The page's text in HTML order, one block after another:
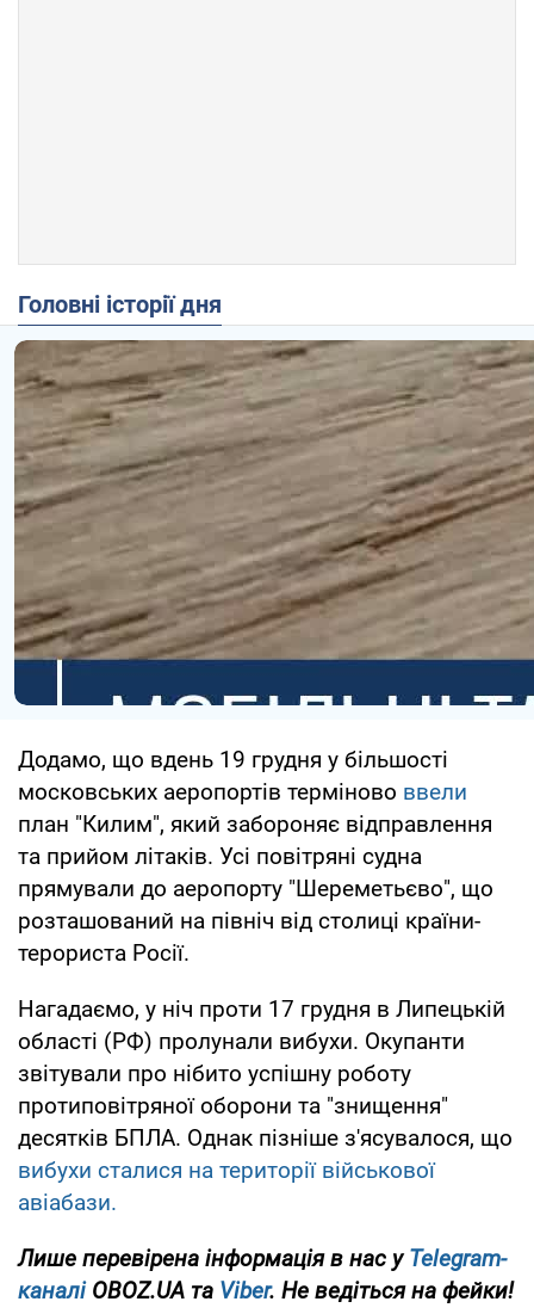
Головні історії дня
Додамо, що вдень 19 грудня у більшості
московських аеропортів терміново ввели
план "Килим", який забороняє відправлення
та прийом літаків. Усі повітряні судна
прямували до аеропорту "Шереметьєво", що
розташований на північ від столиці країни-
терориста Росії.
Нагадаємо, у ніч проти 17 грудня в Липецькій
області (РФ) пролунали вибухи. Окупанти
звітували про нібито успішну роботу
протиповітряної оборони та "знищення"
десятків БПЛА. Однак пізніше з'ясувалося, що
вибухи сталися на території військової
авіабази.
Лише перевірена інформація в нас уTelegram-
каналіOBOZ.UA та Viber. Не ведіться на фейки!